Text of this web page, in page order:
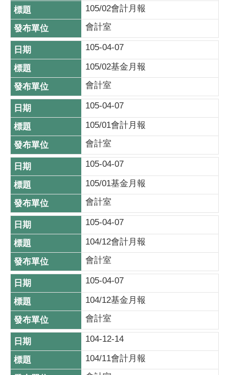
105/02會計月報
會計室
105-04-07
105/02基金月報
會計室
105-04-07
105/01會計月報
會計室
105-04-07
105/01基金月報
會計室
105-04-07
104/12會計月報
會計室
105-04-07
104/12基金月報
會計室
104-12-14
104/11會計月報